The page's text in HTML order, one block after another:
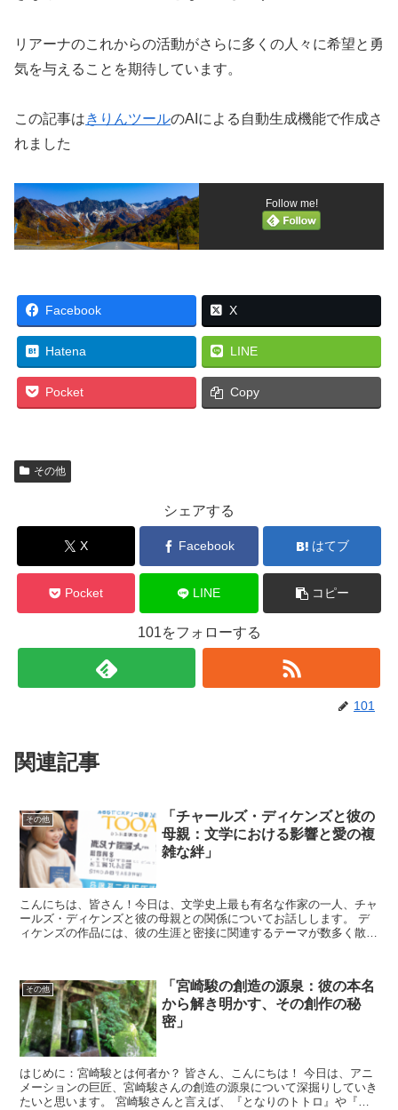
リアーナのこれからの活動がさらに多くの人々に希望と勇
気を与えることを期待しています。
この記事はきりんツールのAIによる自動生成機能で作成さ
れました
Follow me!
Facebook X
Hatena LINE
Pocket Copy
その他
シェアする
X Facebook はてブ
Pocket LINE コピー
101をフォローする
101
関連記事
その他
「チャールズ・ディケンズと彼の
母親：文学における影響と愛の複
雑な絆」
こんにちは、皆さん！今日は、文学史上最も有名な作家の一人、チャ
ールズ・ディケンズと彼の母親との関係についてお話しします。 デ
ィケンズの作品には、彼の生涯と密接に関連するテーマが数多く散り
その他
「宮崎駿の創造の源泉：彼の本名
から解き明かす、その創作の秘
密」
はじめに：宮崎駿とは何者か？ 皆さん、こんにちは！ 今日は、アニ
メーションの巨匠、宮崎駿さんの創造の源泉について深掘りしていき
たいと思います。 宮崎駿さんと言えば、『となりのトトロ』や『千